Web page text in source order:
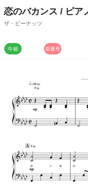
恋のバカンス / ピア
ザ・ピーナッツ